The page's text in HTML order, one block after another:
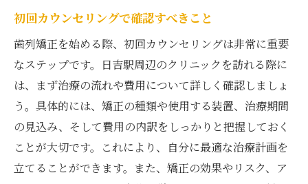
満足度を高めるために知っておくと良いこ
初回カウンセリングで確認すべきこと
歯列矯正を始める際、初回カウンセリングは非常に重要
なステップです。日吉駅周辺のクリニックを訪れる際に
は、まず治療の流れや費用について詳しく確認しましょ
う。具体的には、矯正の種類や使用する装置、治療期間
の見込み、そして費用の内訳をしっかりと把握しておく
ことが大切です。これにより、自分に最適な治療計画を
立てることができます。また、矯正の効果やリスク、ア